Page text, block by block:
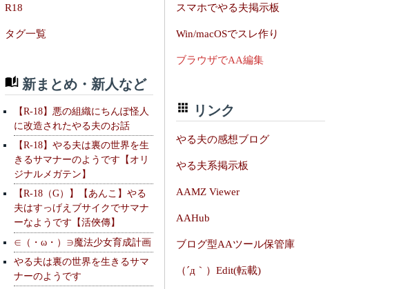
R18
タグ一覧
新まとめ・新人など
【R-18】悪の組織にちんぽ怪人
に改造されたやる夫のお話
【R-18】やる夫は裏の世界を生
きるサマナーのようです【オリ
ジナルメガテン】
【R-18（G）】【あんこ】やる
夫はすっげえブサイクでサマナ
ーなようです【活俠傳】
∈（・ω・）∋魔法少女育成計画
やる夫は裏の世界を生きるサマ
ナーのようです
スマホでやる夫掲示板
Win/macOSでスレ作り
ブラウザでAA編集
リンク
やる夫の感想ブログ
やる夫系掲示板
AAMZ Viewer
AAHub
ブログ型AAツール保管庫
（´д｀）Edit(転載)